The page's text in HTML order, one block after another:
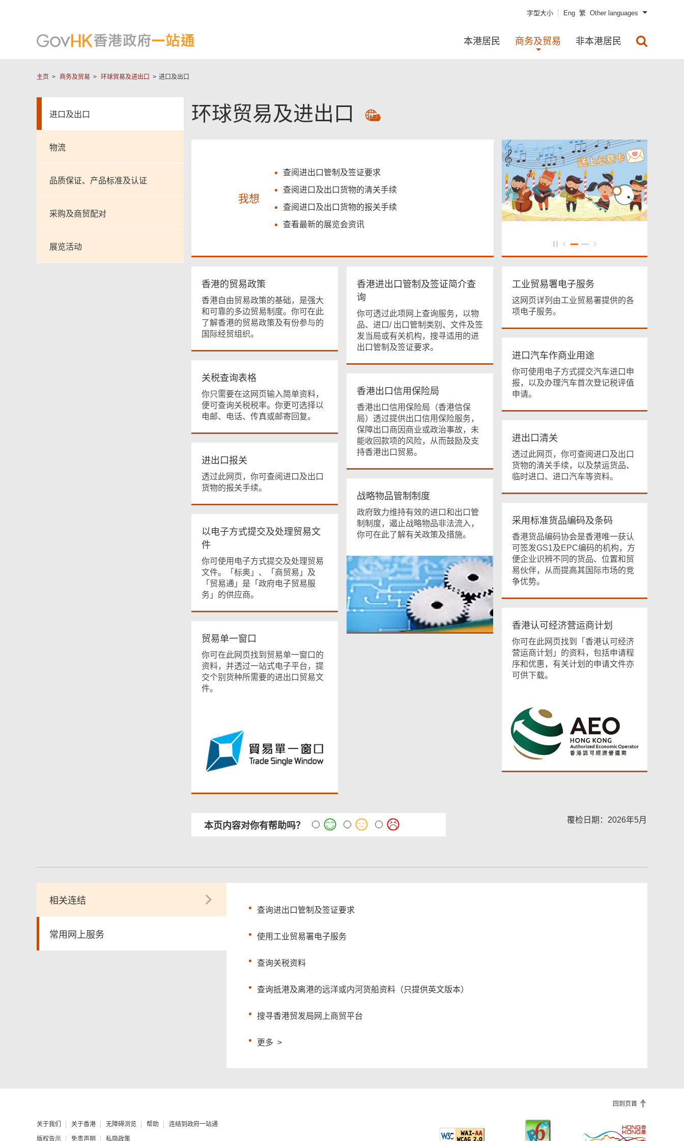
字型大小 Eng 繁 Other languages
本港居民 商务及贸易 非本港居民
主页 商务及贸易 环球贸易及进出口 进口及出口
进口及出口
物流
品质保证、产品标准及认证
采购及商贸配对
展览活动
环球贸易及进出口
我想
查阅进出口管制及签证要求
查阅进口及出口货物的清关手续
查阅进口及出口货物的报关手续
查看最新的展览会资讯
香港的贸易政策
香港自由贸易政策的基础，是强大
和可靠的多边贸易制度。你可在此
了解香港的贸易政策及有份参与的
国际经贸组织。
香港进出口管制及签证简介查
询
你可透过此项网上查询服务，以物
品、进口/ 出口管制类别、文件及签
发当局或有关机构，搜寻适用的进
出口管制及签证要求。
工业贸易署电子服务
这网页详列由工业贸易署提供的各
项电子服务。
进口汽车作商业用途
你可使用电子方式提交汽车进口申
报，以及办理汽车首次登记税评值
申请。
关税查询表格
你只需要在这网页输入简单资料，
便可查询关税税率。你更可选择以
电邮、电话、传真或邮寄回复。
香港出口信用保险局
香港出口信用保险局（香港信保
局）透过提供出口信用保险服务，
保障出口商因商业或政治事故，未
能收回款项的风险，从而鼓励及支
持香港出口贸易。
进出口清关
透过此网页，你可查阅进口及出口
货物的清关手续，以及禁运货品、
临时进口、进口汽车等资料。
进出口报关
透过此网页，你可查阅进口及出口
货物的报关手续。
战略物品管制制度
政府致力维持有效的进口和出口管
制制度，遏止战略物品非法流入，
你可在此了解有关政策及措施。
采用标准货品编码及条码
香港货品编码协会是香港唯一获认
可签发GS1及EPC编码的机构，方
便企业识辨不同的货品、位置和贸
易伙伴，从而提高其国际市场的竞
争优势。
以电子方式提交及处理贸易文
件
你可使用电子方式提交及处理贸易
文件。「标奥」、「商贸易」及
「贸易通」是「政府电子贸易服
务」的供应商。
香港认可经济营运商计划
你可在此网页找到「香港认可经济
营运商计划」的资料，包括申请程
序和优惠，有关计划的申请文件亦
可供下载。
贸易单一窗口
你可在此网页找到贸易单一窗口的
资料，并透过一站式电子平台，提
交个别货种所需要的进出口贸易文
件。
本页内容对你有帮助吗？
覆检日期：2026年5月
相关连结
常用网上服务
查询进出口管制及签证要求
使用工业贸易署电子服务
查询关税资料
查询抵港及离港的远洋或内河货船资料（只提供英文版本）
搜寻香港贸发局网上商贸平台
更多 >
回到页首
关于我们 关于香港 无障碍浏览 帮助 连结到政府一站通
版权告示 免责声明 私隐政策